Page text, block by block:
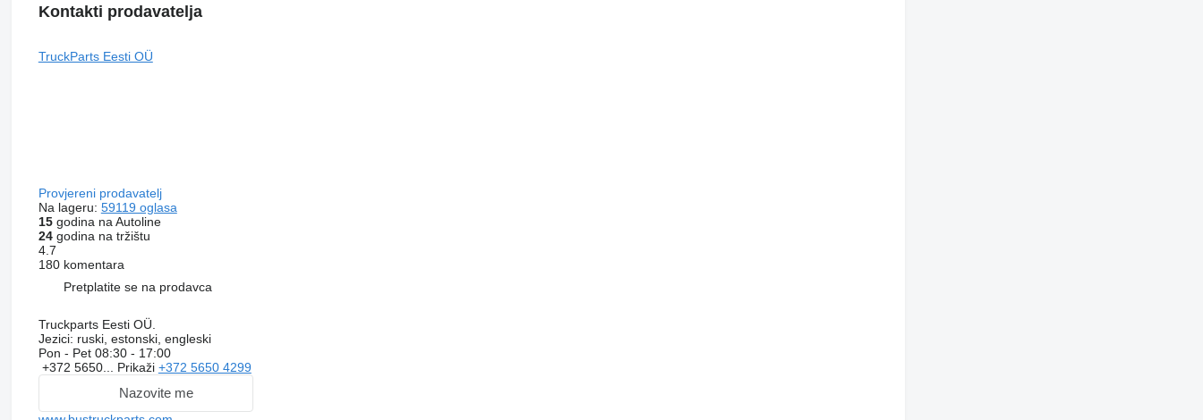
Kontakti prodavatelja
TruckParts Eesti OÜ
Provjereni prodavatelj
Na lageru: 59119 oglasa
15godina na Autoline
24godina na tržištu
4.7
180 komentara
Pretplatite se na prodavca
Truckparts Eesti OÜ.
Jezici: ruski, estonski, engleski
Pon - Pet 08:30 - 17:00
+372 5650... Prikaži +372 5650 4299
Nazovite me